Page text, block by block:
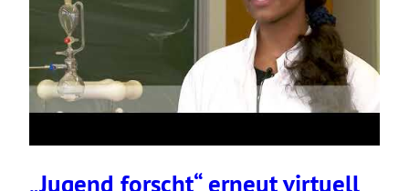
„Jugend forscht“ erneut virtuell